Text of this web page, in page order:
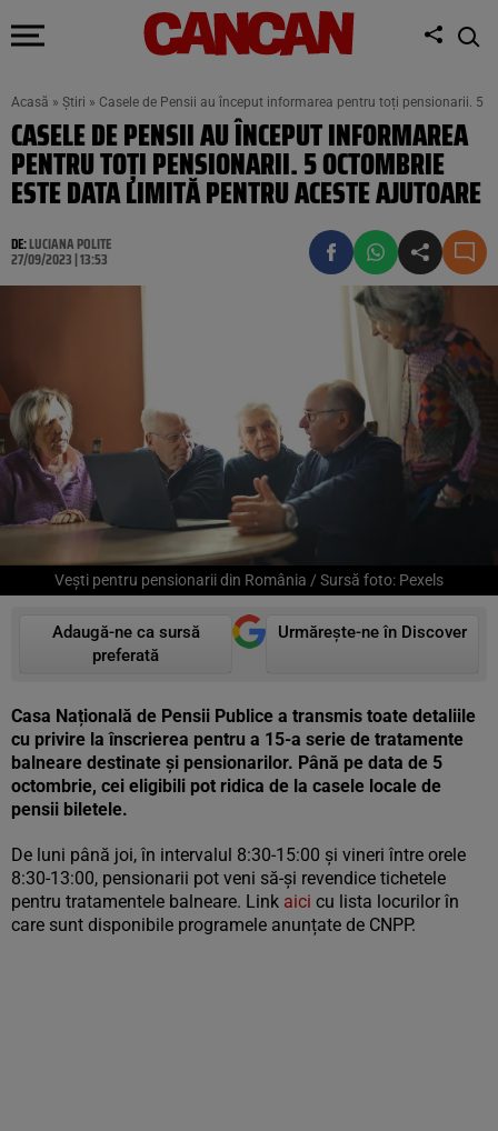
Acasă » Știri » Casele de Pensii au început informarea pentru toți pensionarii. 5
CASELE DE PENSII AU ÎNCEPUT INFORMAREA
PENTRU TOȚI PENSIONARII. 5 OCTOMBRIE
ESTE DATA LIMITĂ PENTRU ACESTE AJUTOARE
DE:LUCIANA POLITE
27/09/2023 | 13:53
Vești pentru pensionarii din România / Sursă foto: Pexels
Adaugă-ne ca sursă
preferată
Urmărește-ne în Discover
Casa Națională de Pensii Publice a transmis toate detaliile
cu privire la înscrierea pentru a 15-a serie de tratamente
balneare destinate și pensionarilor. Până pe data de 5
octombrie, cei eligibili pot ridica de la casele locale de
pensii biletele.
De luni până joi, în intervalul 8:30-15:00 și vineri între orele
8:30-13:00, pensionarii pot veni să-și revendice tichetele
pentru tratamentele balneare. Link aici cu lista locurilor în
care sunt disponibile programele anunțate de CNPP.